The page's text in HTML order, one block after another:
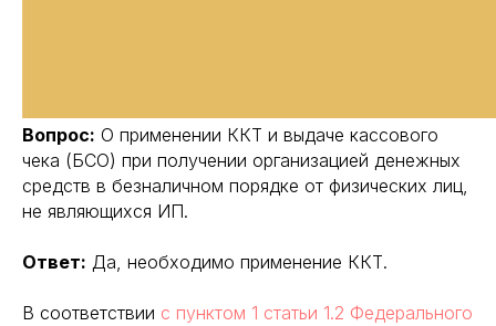
Вопрос: О применении ККТ и выдаче кассового
чека (БСО) при получении организацией денежных
средств в безналичном порядке от физических лиц,
не являющихся ИП.
Ответ: Да, необходимо применение ККТ.
В соответствии с пунктом 1 статьи 1.2 Федерального